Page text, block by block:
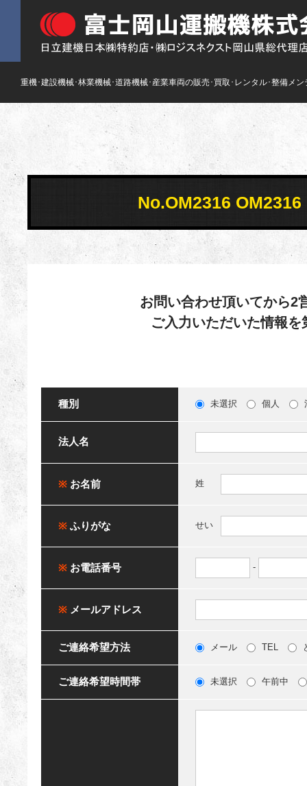
重機･建設機械･林業機械･道路機械･産業車両の販売･買取･レンタル･整備メン
No.OM2316
お問い合わせ頂いてから2
ご入力いただいた情報
種別 未選択 個人
法人名
※ お名前 姓
※ ふりがな せい
※ お電話番号 -
※ メールアドレス
ご連絡希望方法 メール TEL
ご連絡希望時間帯 未選択 午前中